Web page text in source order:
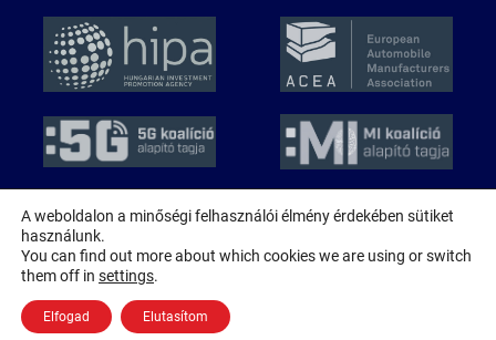
© 2026 MAGE
Minden jog fenntartva!
Adatkezelési nyilatkozat
A weboldalon a minőségi felhasználói élmény érdekében sütiket
használunk.
You can find out more about which cookies we are using or switch
them off in settings.
Elfogad Elutasítom